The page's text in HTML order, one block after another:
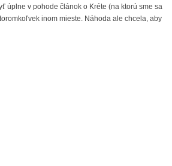
úplne v pohode článok o Kréte (na ktorú sme sa
inom mieste. Náhoda ale chcela, aby